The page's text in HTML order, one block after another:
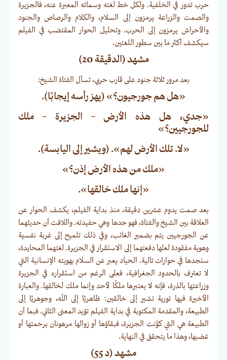
حرب تدور في الخلفية. ولكل خط لغته وسماته المعبرة عنه، فالجزيرة
والصمت والزراعة يرمزون إلى السلام، والكلام والرصاص والجنود
والأحراش يرمزون إلى الحرب. وتحليل الحوار المقتضب في الفيلم
سيكشف أكثر ما بين سطور اللغتين.
مشهد (الدقيقة 20)
بعد مرور ثلاثة جنود على قارب حربي، تسأل الفتاة الشيخ:
«هل هم جورجيون؟» (يهز رأسه إيجابًا).
«جدي، هل هذه الأرض – الجزيرة – ملك
للجورجيين؟»
«لا. تلك الأرض لهم». (ويشير إلى اليابسة).
«ملك من هذه الأرض إذن؟»
«إنها ملك خالقها».
بعد صمت يدوم عشرين دقيقة، منذ بداية الفيلم، يكشف الحوار عن
العلاقة بين الشيخ والفتاة، فهو جدها وهي حفيدته. واللافت أن حديثهما
عن الجورجيين يتم بضمير الغائب، وفي ذلك تلميح إلى غربة نفسية
وهوية مفقودة لعلها دفعتهما إلى الاستقرار في الجزيرة. لغتهما المحايدة،
سنجدها في حوارات تالية. الحياد يعبر عن السلام بهويته الإنسانية التي
لا تعترف بالحدود الجغرافية، فعلى الرغم من استقراره في الجزيرة
وزراعتها بالذرة، فإنه لا يعتبرها ملكًا لأحد وإنما ملك لخالقها. والعبارة
الأخيرة فيها تورية تشير إلى خالقين: ظاهريًا إلى الله، وجوهريًا إلى
الطبيعة، والمقدمة المكتوبة في بداية الفيلم تؤيد المعنى الثاني. فبما أن
الطبيعة هي التي كوَّنت الجزيرة، فبقاؤها أو زوالها مرهونان برحمتها أو
غضبها، وهذا ما يتحقق في النهاية.
مشهد (د 55)